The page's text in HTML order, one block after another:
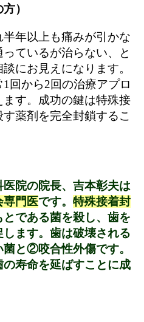
）
年以上も痛みが引かな
ているが治らない、と
にお見えになります。
回から2回の治療アプロ
す。成功の鍵は特殊接
薬剤を完全封鎖するこ
院の院長、吉本彰夫は
専門医です。 特殊接着封
である菌を殺し、歯を
ます。歯は破壊される
と②咬合性外傷です。
寿命を延ばすことに成